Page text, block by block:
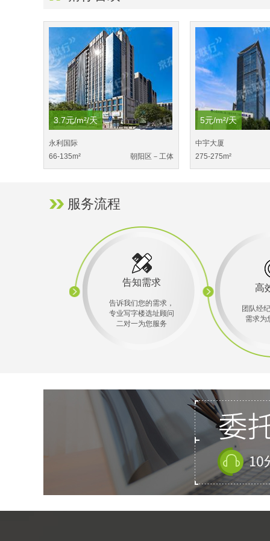
3.7元/m²/天
永利国际
66-135m²
朝阳区－工体
5元/m²/天
中宇大厦
275-275m²
服务流程
告知需求
告诉我们您的需求，
专业写字楼选址顾问
二对一为您服务
高
团队经
需求为